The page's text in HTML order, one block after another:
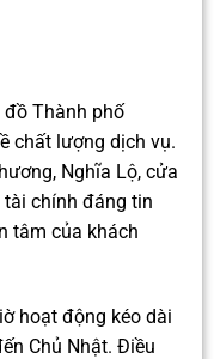
Thành phố
chất lượng dịch vụ.
Nghĩa Lộ, cửa
chính đáng tin
tâm của khách
hoạt động kéo dài
Chủ Nhật. Điều